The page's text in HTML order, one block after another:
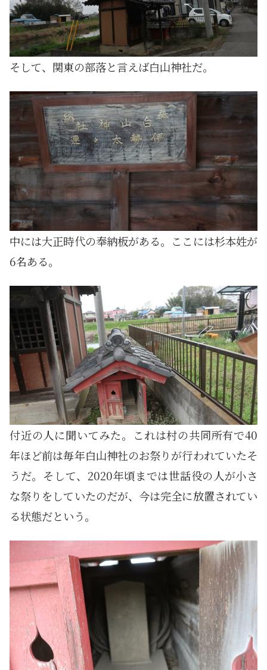
そして、関東の部落と言えば白山神社だ。
中には大正時代の奉納板がある。ここには杉本姓が
6名ある。
付近の人に聞いてみた。これは村の共同所有で40
年ほど前は毎年白山神社のお祭りが行われていたそ
うだ。そして、2020年頃までは世話役の人が小さ
な祭りをしていたのだが、今は完全に放置されてい
る状態だという。